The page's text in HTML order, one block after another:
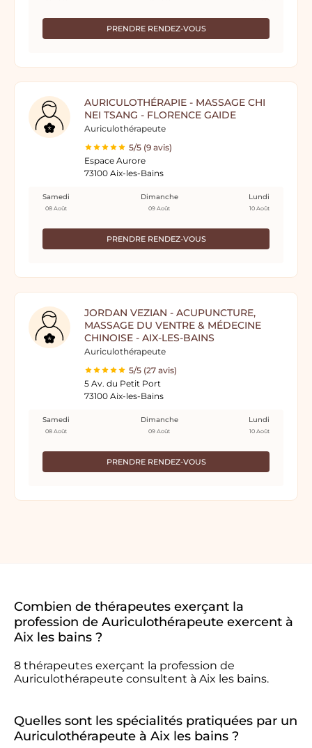
PRENDRE RENDEZ-VOUS
AURICULOTHÉRAPIE - MASSAGE CHI
NEI TSANG - FLORENCE GAIDE
Auriculothérapeute
5/5 (9 avis)
Espace Aurore
73100 Aix-les-Bains
PRENDRE RENDEZ-VOUS
Samedi
08 Août
Dimanche
09 Août
Lundi
10 Août
JORDAN VEZIAN - ACUPUNCTURE,
MASSAGE DU VENTRE & MÉDECINE
CHINOISE - AIX-LES-BAINS
Auriculothérapeute
5/5 (27 avis)
5 Av. du Petit Port
73100 Aix-les-Bains
PRENDRE RENDEZ-VOUS
Samedi
08 Août
Dimanche
09 Août
Lundi
10 Août
Combien de thérapeutes exerçant la
profession de Auriculothérapeute exercent à
Aix les bains ?
8 thérapeutes exerçant la profession de
Auriculothérapeute consultent à Aix les bains.
Quelles sont les spécialités pratiquées par un
Auriculothérapeute à Aix les bains ?